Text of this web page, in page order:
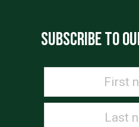
SUBSCRIBE TO